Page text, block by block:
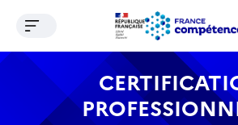
Contenu Recherche Menu
Ouvrir le menu de navigation